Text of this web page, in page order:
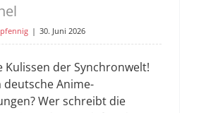
| 30. Juni 2026
Kulissen der Synchronwelt!
Anime-
Wer schreibt die